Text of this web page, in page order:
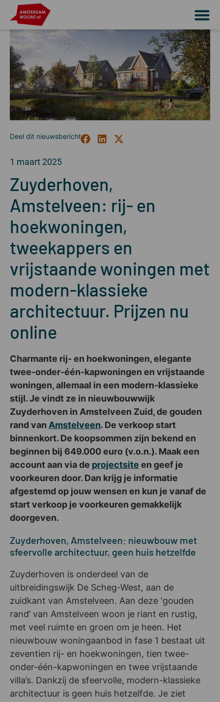
1 maart 2025
Zuyderhoven,
Amstelveen: rij- en
hoekwoningen,
tweekappers en
vrijstaande woningen met
modern-klassieke
architectuur. Prijzen nu
online
Charmante rij- en hoekwoningen, elegante
twee-onder-één-kapwoningen en vrijstaande
woningen, allemaal in een modern-klassieke
stijl. Je vindt ze in nieuwbouwwijk
Zuyderhoven in Amstelveen Zuid, de gouden
rand van Amstelveen. De verkoop start
binnenkort. De koopsommen zijn bekend en
beginnen bij 649.000 euro (v.o.n.). Maak een
account aan via de projectsite en geef je
voorkeuren door. Dan krijg je informatie
afgestemd op jouw wensen en kun je vanaf de
start verkoop je voorkeuren gemakkelijk
doorgeven.
Zuyderhoven, Amstelveen: nieuwbouw met
sfeervolle architectuur, geen huis hetzelfde
Zuyderhoven is onderdeel van de
uitbreidingswijk De Scheg-West, aan de
zuidkant van Amstelveen. Aan deze ‘gouden
rand’ van Amstelveen woon je riant en rustig,
met veel ruimte en groen om je heen. Het
nieuwbouw woningaanbod in fase 1 bestaat uit
zeventien rij- en hoekwoningen, tien twee-
onder-één-kapwoningen en twee vrijstaande
villa’s. Dankzij de sfeervolle, modern-klassieke
architectuur is geen huis hetzelfde. Je ziet